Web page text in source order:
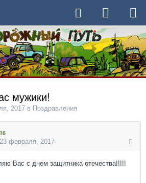
мужики!
2017 в Поздравления
16
23 февраля, 2017
Вас с днем защитника отечества!!!!!